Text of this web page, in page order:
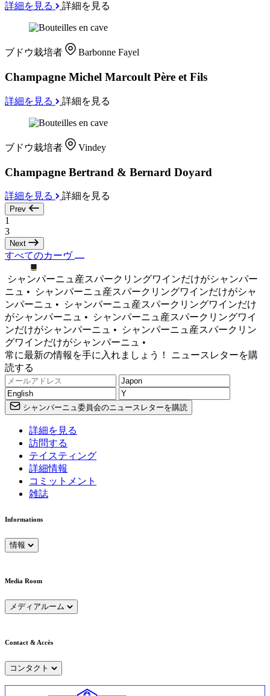
詳細を見る 詳細を見る
ブドウ栽培者 Barbonne Fayel
Champagne Michel Marcoult Père et Fils
詳細を見る 詳細を見る
ブドウ栽培者 Vindey
Champagne Bertrand & Bernard Doyard
詳細を見る 詳細を見る
Prev
1
3
Next
すべてのカーヴ
シャンパーニュ産スパークリングワインだけがシャンパー
ニュ •
シャンパーニュ産スパークリングワインだけがシャ
ンパーニュ •
シャンパーニュ産スパークリングワインだけ
がシャンパーニュ •
シャンパーニュ産スパークリングワイ
ンだけがシャンパーニュ •
シャンパーニュ産スパークリン
グワインだけがシャンパーニュ •
常に最新の情報を手に入れましょう！ ニュースレターを購
読する
シャンパーニュ委員会のニュースレターを購読
詳細を見る
訪問する
テイスティング
詳細情報
コミットメント
雑誌
Informations
情報
Media Room
メディアルーム
Contact & Accès
コンタクト